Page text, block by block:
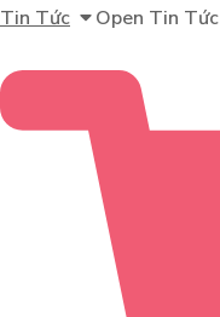
Tin Tức
Open Tin Tức